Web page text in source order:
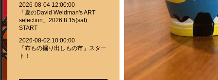
2026-08-04 12:00:00
「夏のDavid Weidman's ART
selection」2026.8.15(sat)
START
2026-08-02 10:00:00
「布もの掘り出しもの市」スター
ト！